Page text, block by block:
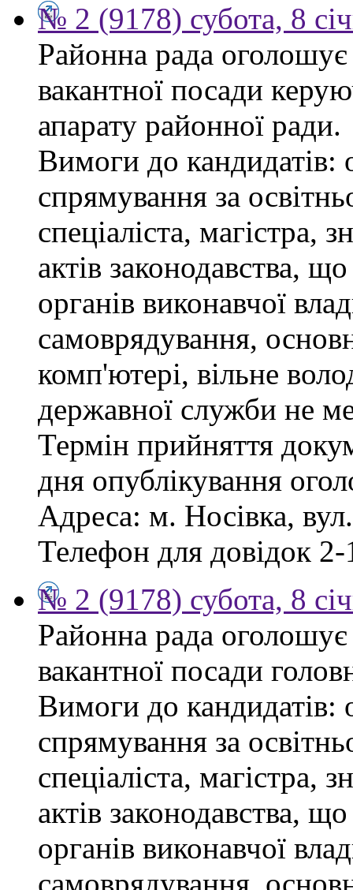
№ 2 (9178) субота, 8
Районна рада
вакантної посади
апарату районної ради.
Вимоги до кандидатів:
спрямування за
спеціаліста, магістра,
актів законодавства,
органів виконавчої
самоврядування,
комп'ютері, вільне
державної служби не
Термін прийняття
дня опублікування
Адреса: м. Носівка,
Телефон для довідок
№ 2 (9178) субота, 8
Районна рада
вакантної посади
Вимоги до кандидатів:
спрямування за
спеціаліста, магістра,
актів законодавства,
органів виконавчої
самоврядування,